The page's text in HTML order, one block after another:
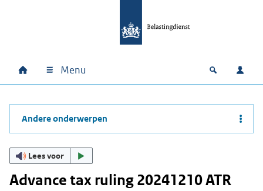
Hoofdnavigatie
Home Menu Open
Andere onderwerpen
Lees voor
Advance tax ruling 20241210 ATR